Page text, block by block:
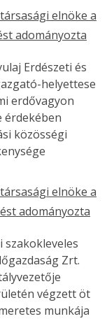
elnöke a
adományozta
Erdészeti és
helyettese
erdővagyon
érdekében
közösségi
elnöke a
adományozta
szakokleveles
Zrt.
végzett öt
munkája